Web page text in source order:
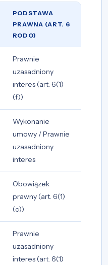
PODSTAWA
PRAWNA (ART. 6
RODO)
Prawnie
uzasadniony
interes (art. 6(1)
(f))
Wykonanie
umowy / Prawnie
uzasadniony
interes
Obowiązek
prawny (art. 6(1)
(c))
Prawnie
uzasadniony
interes (art. 6(1)